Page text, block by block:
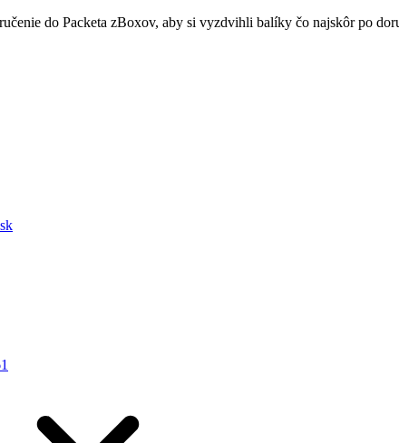
do Packeta zBoxov, aby si vyzdvihli balíky čo najskôr po